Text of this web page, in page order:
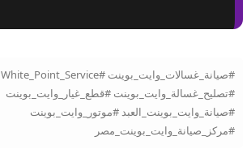
#صيانة_غسالات_وايت_بوينت #White_Point_Service
#تصليح_غسالة_وايت_بوينت #قطع_غيار_وايت_بوينت
#صيانة_وايت_بوينت_العبد #موتور_وايت_بوينت
#مركز_صيانة_وايت_بوينت_مصر